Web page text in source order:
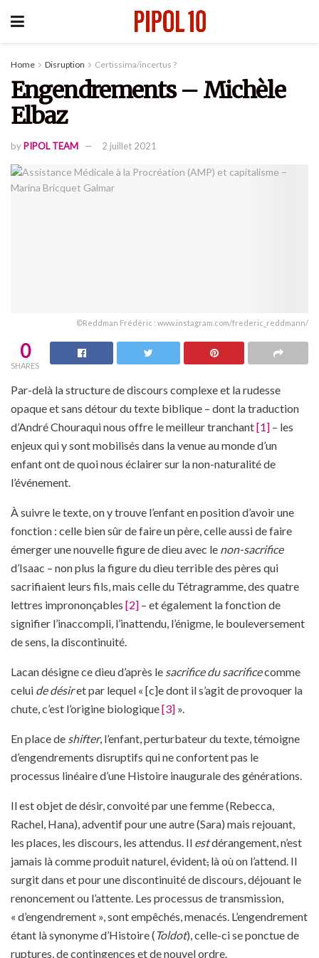
Home Disruption Certissima/incertus ?
Engendrements – Michèle
Elbaz
by PIPOL TEAM 2 juillet 2021
©Reddman Frédéric : www.instagram.com/frederic_reddmann/
0
SHARES
Par-delà la structure de discours complexe et la rudesse
opaque et sans détour du texte biblique – dont la traduction
d’André Chouraqui nous offre le meilleur tranchant[1] – les
enjeux qui y sont mobilisés dans la venue au monde d’un
enfant ont de quoi nous éclairer sur la non-naturalité de
l’événement.
À suivre le texte, on y trouve l’enfant en position d’avoir une
fonction : celle bien sûr de faire un père, celle aussi de faire
émerger une nouvelle figure de dieu avec le non-sacrifice
d’Isaac – non plus la figure du dieu terrible des pères qui
sacrifiaient leurs fils, mais celle du Tétragramme, des quatre
lettres imprononçables [2] – et également la fonction de
signifier l’inaccompli, l’inattendu, l’énigme, le bouleversement
de sens, la discontinuité.
Lacan désigne ce dieu d’après le sacrifice du sacrificecomme
celui de désiret par lequel « [c]e dont il s’agit de provoquer la
chute, c’est l’origine biologique[3] ».
En place de shifter, l’enfant, perturbateur du texte, témoigne
d’engendrements disruptifs qui ne confortent pas le
processus linéaire d’une Histoire inaugurale des générations.
Il est objet de désir, convoité par une femme (Rebecca,
Rachel, Hana), adventif pour une autre (Sara) mais rejouant,
les places, les discours, les attendus. Il estdérangement, n’est
jamais là comme produit naturel, évident, là où on l’attend. Il
surgit dans et pour une discontinuité de discours, déjouant le
renoncement ou l’attente. Les processus de transmission,
« d’engendrement », sont empêchés, menacés. L’engendrement
étant là synonyme d’Histoire ( Toldot), celle-ci se ponctue de
ruptures, de contingences et de nouvel ordre.